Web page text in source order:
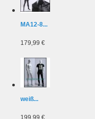
MA12-8...
179,99 €
weiß...
199,99 €